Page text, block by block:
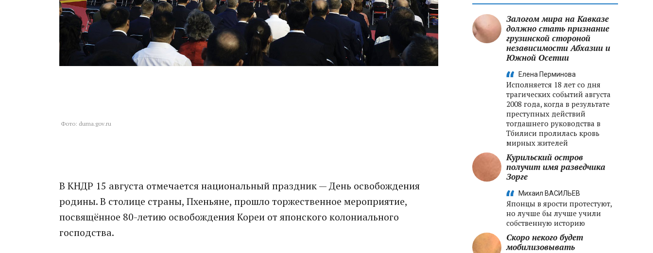
Фото: duma.gov.ru
В КНДР 15 августа отмечается национальный праздник — День освобождения
родины. В столице страны, Пхеньяне, прошло торжественное мероприятие,
посвящённое 80-летию освобождения Кореи от японского колониального
господства.
Залогом мира на Кавказе
должно стать признание
грузинской стороной
независимости Абхазии и
Южной Осетии
Елена Перминова
Исполняется 18 лет со дня
трагических событий августа
2008 года, когда в результате
преступных действий
тогдашнего руководства в
Тбилиси пролилась кровь
мирных жителей
Курильский остров
получит имя разведчика
Зорге
Михаил ВАСИЛЬЕВ
Японцы в ярости протестуют,
но лучше бы лучше учили
собственную историю
Скоро некого будет
мобилизовывать